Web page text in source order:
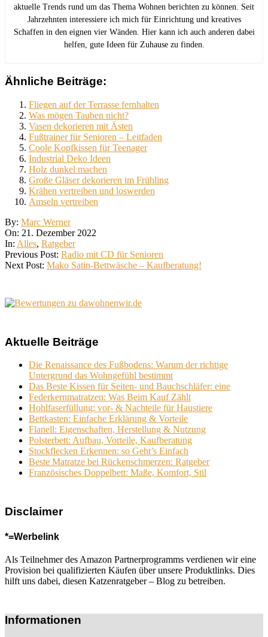
aktuelle Trends rund um das Thema Wohnen berichten zu können. Seit
Jahrzehnten interessiere ich mich für Einrichtung und kreatives
Schaffen in den eignen vier Wänden. Hier kann ich auch anderen dabei
helfen, gute Ideen für Zuhause zu finden.
Ähnliche Beiträge:
Fliegen auf der Terrasse fernhalten
Was mögen Tauben nicht?
Vasen dekorieren mit Ästen
Fußtrainer für Senioren – Leitfaden
Coole Kopfkissen für Teenager
Industrial Deko Ideen
Holz dunkel machen
Große Gläser dekorieren im Frühling
Krähen vertreiben und loswerden
Amseln vertreiben
2022-
12-
21
By: Marc Werner
On: 21. Dezember 2022
In: Alles, Ratgeber
Previous Post: Radio mit CD für Senioren
Next Post: Mako Satin-Bettwäsche – Kaufberatung!
Aktuelle Beiträge
Die Renaissance des Fußbodens: Warum der richtige
Untergrund das Wohngefühl bestimmt
Das Beste Kissen für Seiten- und Bauchschläfer: eine
Federkernmatratzen: Was Beim Kauf Zählt
Hohlfaserfüllung: vor- & Nachteile für Haustiere
Bettkasten: Einfache Erklärung & Vorteile
Flanell: Eigenschaften, Herstellung & Nutzung
Polsterbett: Aufbau, Vorteile, Kaufberatung
Stockflecken Erkennen: so Geht’s Einfach
Beste Matratze bei Rückenschmerzen: Ratgeber
Französisches Doppelbett: Maße, Komfort, Stil
Disclaimer
*=Werbelink
Als Teilnehmer des Amazon Partnerprogramms verdienen wir eine
Provision bei qualifizierten Käufen über unsere Produktlinks. Dies
hilft uns dabei, diesen Katzenratgeber – Blog zu betreiben.
Informationen